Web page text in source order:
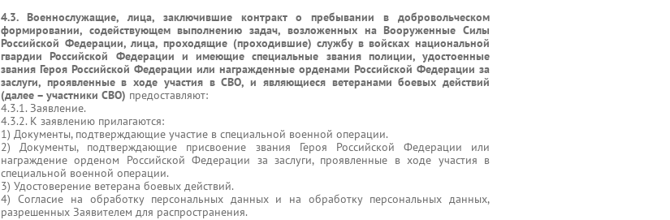
4.3. Военнослужащие, лица, заключившие контракт о пребывании в добровольческом
формировании, содействующем выполнению задач, возложенных на Вооруженные Силы
Российской Федерации, лица, проходящие (проходившие) службу в войсках национальной
гвардии Российской Федерации и имеющие специальные звания полиции, удостоенные
звания Героя Российской Федерации или награжденные орденами Российской Федерации за
заслуги, проявленные в ходе участия в СВО, и являющиеся ветеранами боевых действий
(далее – участники СВО) предоставляют:
4.3.1. Заявление.
4.3.2. К заявлению прилагаются:
1) Документы, подтверждающие участие в специальной военной операции.
2) Документы, подтверждающие присвоение звания Героя Российской Федерации или
награждение орденом Российской Федерации за заслуги, проявленные в ходе участия в
специальной военной операции.
3) Удостоверение ветерана боевых действий.
4) Согласие на обработку персональных данных и на обработку персональных данных,
разрешенных Заявителем для распространения.